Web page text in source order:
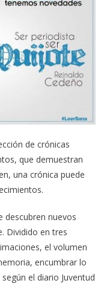
de crónicas
que demuestran
una crónica puede
descubren nuevos
Dividido en tres
el volumen
encumbrar lo
el diario Juventud